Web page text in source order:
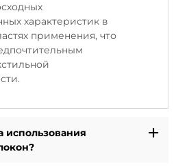
характеристик в
применения, что
использования